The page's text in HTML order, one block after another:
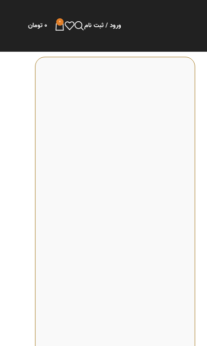
ورود / ثبت نام 0
0 تومان